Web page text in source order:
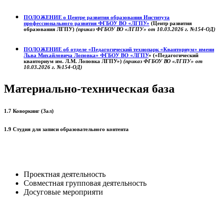
ПОЛОЖЕНИЕ о Центре развития образования Института
профессионального развития ФГБОУ ВО «ЛГПУ» (Центр развития
образования ЛГПУ) (приказ ФГБОУ ВО «ЛГПУ» от 10.03.2026 г. №154-ОД)
ПОЛОЖЕНИЕ об отделе «Педагогический технопарк «Кванториум» имени
Льва Михайловича Лоповка» ФГБОУ ВО «ЛГПУ» («Педагогический
кванториум им. Л.М. Лоповка ЛГПУ») (приказ ФГБОУ ВО «ЛГПУ» от
10.03.2026 г. №154-ОД)
Материально-техническая база
1.7 Коворкинг (Зал)
1.9 Студия для записи образовательного контента
Проектная деятельность
Совместная групповая деятельность
Досуговые мероприяти